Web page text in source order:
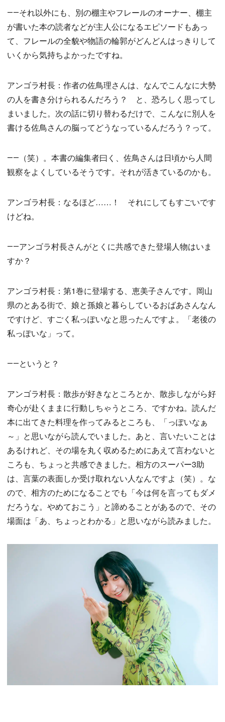
――それ以外にも、別の棚主やフレールのオーナー、棚主
が書いた本の読者などが主人公になるエピソードもあっ
て、フレールの全貌や物語の輪郭がどんどんはっきりして
いくから気持ちよかったですね。
アンゴラ村長：作者の佐鳥理さんは、なんでこんなに大勢
の人を書き分けられるんだろう？ と、恐ろしく思ってし
まいました。次の話に切り替わるだけで、こんなに別人を
書ける佐鳥さんの脳ってどうなっているんだろう？って。
――（笑）。本書の編集者曰く、佐鳥さんは日頃から人間
観察をよくしているそうです。それが活きているのかも。
アンゴラ村長：なるほど……！ それにしてもすごいです
けどね。
――アンゴラ村長さんがとくに共感できた登場人物はいま
すか？
アンゴラ村長：第1巻に登場する、恵美子さんです。岡山
県のとある街で、娘と孫娘と暮らしているおばあさんなん
ですけど、すごく私っぽいなと思ったんですよ。「老後の
私っぽいな」って。
――というと？
アンゴラ村長：散歩が好きなところとか、散歩しながら好
奇心が赴くままに行動しちゃうところ、ですかね。読んだ
本に出てきた料理を作ってみるところも、「っぽいなぁ
～」と思いながら読んでいました。あと、言いたいことは
あるけれど、その場を丸く収めるためにあえて言わないと
ころも、ちょっと共感できました。相方のスーパー3助
は、言葉の表面しか受け取れない人なんですよ（笑）。な
ので、相方のためになることでも「今は何を言ってもダメ
だろうな。やめておこう」と諦めることがあるので、その
場面は「あ、ちょっとわかる」と思いながら読みました。